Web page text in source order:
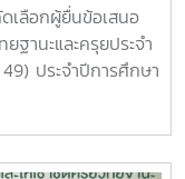
ะประจำปีการ
เลือกผู้ยื่นข้อเสนอ
ฐานะและครุยประจำ
ประจำปีการศึกษา